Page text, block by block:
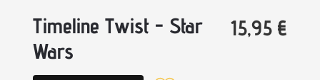
Timeline Twist - Star
Wars
15,95 €